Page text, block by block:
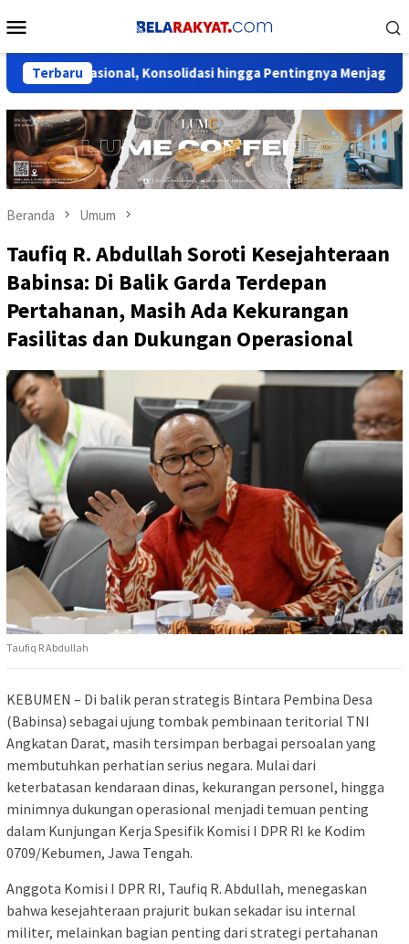
ke
Mobile
Terbaru
Konsolidasi hingga Pentingnya Menjaga Soliditas Partai
Beranda Umum
Taufiq R. Abdullah Soroti Kesejahteraan
Babinsa: Di Balik Garda Terdepan
Pertahanan, Masih Ada Kekurangan
Fasilitas dan Dukungan Operasional
Taufiq R Abdullah
KEBUMEN – Di balik peran strategis Bintara Pembina Desa
(Babinsa) sebagai ujung tombak pembinaan teritorial TNI
Angkatan Darat, masih tersimpan berbagai persoalan yang
membutuhkan perhatian serius negara. Mulai dari
keterbatasan kendaraan dinas, kekurangan personel, hingga
minimnya dukungan operasional menjadi temuan penting
dalam Kunjungan Kerja Spesifik Komisi I DPR RI ke Kodim
0709/Kebumen, Jawa Tengah.
Anggota Komisi I DPR RI, Taufiq R. Abdullah, menegaskan
bahwa kesejahteraan prajurit bukan sekadar isu internal
militer, melainkan bagian penting dari strategi pertahanan